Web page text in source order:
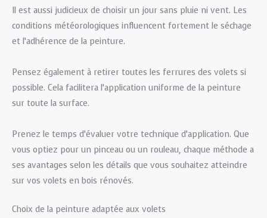
Il est aussi judicieux de choisir un jour sans pluie ni vent. Les
conditions météorologiques influencent fortement le séchage
et l’adhérence de la peinture.
Pensez également à retirer toutes les ferrures des volets si
possible. Cela facilitera l’application uniforme de la peinture
sur toute la surface.
Prenez le temps d’évaluer votre technique d’application. Que
vous optiez pour un pinceau ou un rouleau, chaque méthode a
ses avantages selon les détails que vous souhaitez atteindre
sur vos volets en bois rénovés.
Choix de la peinture adaptée aux volets